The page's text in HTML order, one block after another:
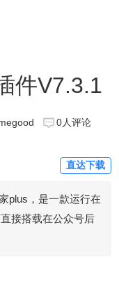
件V7.3.1
0人评论
直达下载
plus，是一款运行在
接搭载在公众号后